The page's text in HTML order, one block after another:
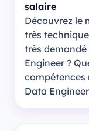
salaire
Découvrez le
très
très demandé
Engineer ?
compétences
Data